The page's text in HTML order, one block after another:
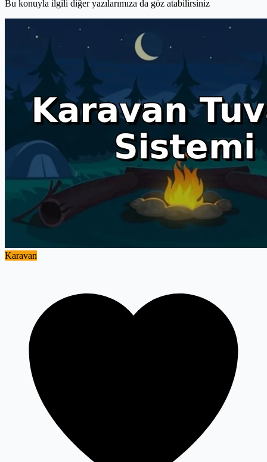
Bu konuyla ilgili diğer yazılarımıza da göz atabilirsiniz
Karavan